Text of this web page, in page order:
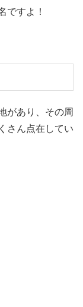
ですよ！
があり、その周
さん点在してい